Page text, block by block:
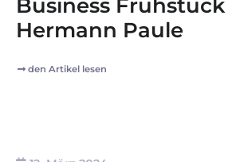
Business
Hermann Paule
den Artikel lesen